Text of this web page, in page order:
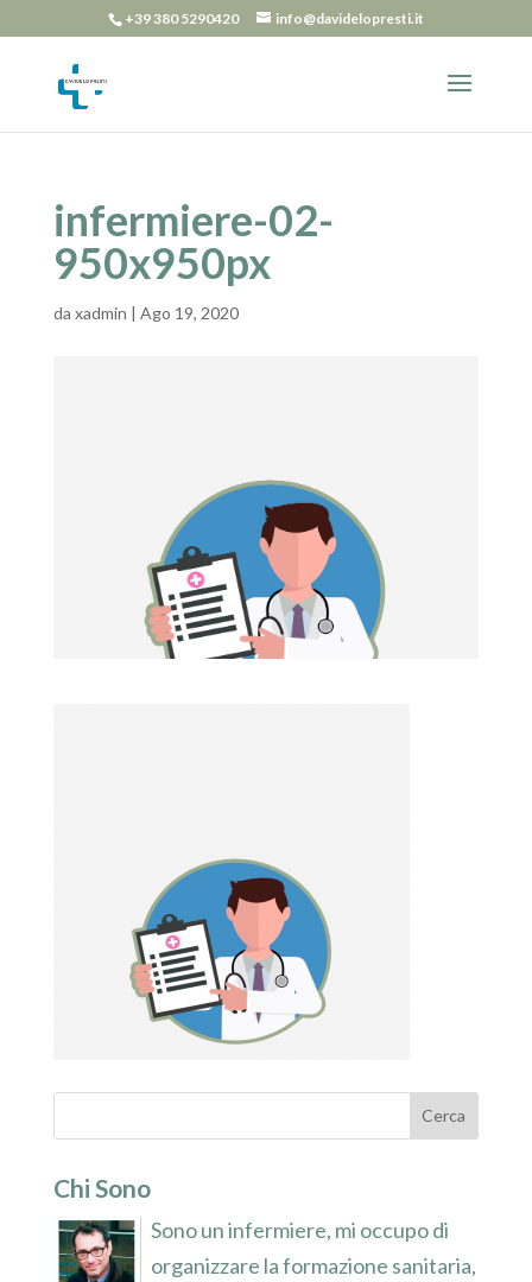
+39 380 5290420 info@davidelopresti.it
infermiere-02-
950x950px
da xadmin | Ago 19, 2020
Chi Sono
Sono un infermiere, mi occupo di
organizzare la formazione sanitaria,